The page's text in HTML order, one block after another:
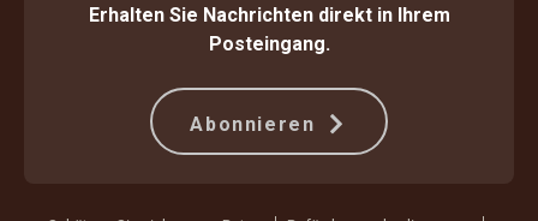
Erhalten Sie Nachrichten direkt in Ihrem
Posteingang.
Abonnieren